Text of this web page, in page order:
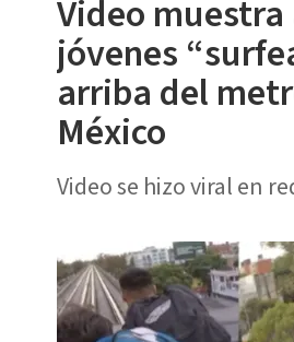
Video muestra
jóvenes
arriba del
México
Video se hizo viral en